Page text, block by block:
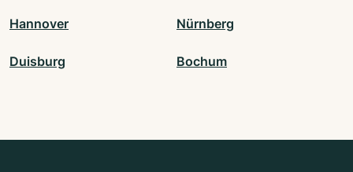
Hannover Nürnberg
Duisburg Bochum